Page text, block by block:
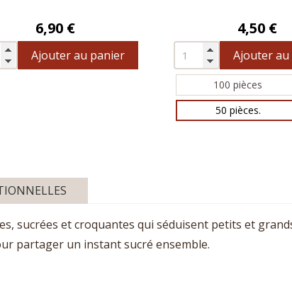
Prix
6,90 €
Ajouter au panier
Prix
4,50 €
Ajouter
100 pièces
50 pièces.
sucrées et croquantes qui séduisent petits et
partager un instant sucré ensemble.